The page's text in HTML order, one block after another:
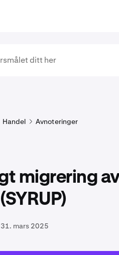
Handel Avnoteringer
migrering
31. mars 2025